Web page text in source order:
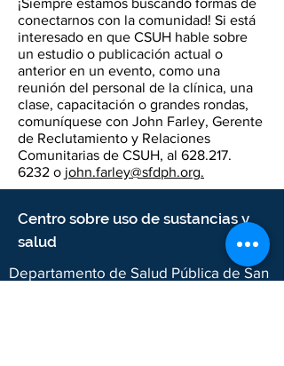
¡Siempre estamos buscando formas de
conectarnos con la comunidad! Si está
interesado en que CSUH hable sobre
un estudio o publicación actual o
anterior en un evento, como una
reunión del personal de la clínica, una
clase, capacitación o grandes rondas,
comuníquese con John Farley, Gerente
de Reclutamiento y Relaciones
Comunitarias de CSUH, al 628.217.
6232 o john.farley@sfdph.org.
Centro sobre uso de sustancias y
salud
Departamento de Salud Pública de San